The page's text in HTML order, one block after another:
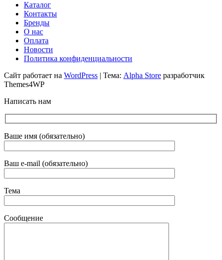
Каталог
Контакты
Бренды
О нас
Оплата
Новости
Политика конфиденциальности
Сайт работает на WordPress | Тема: Alpha Store разработчик
Themes4WP
Написать нам
Ваше имя (обязательно)
Ваш e-mail (обязательно)
Тема
Сообщение